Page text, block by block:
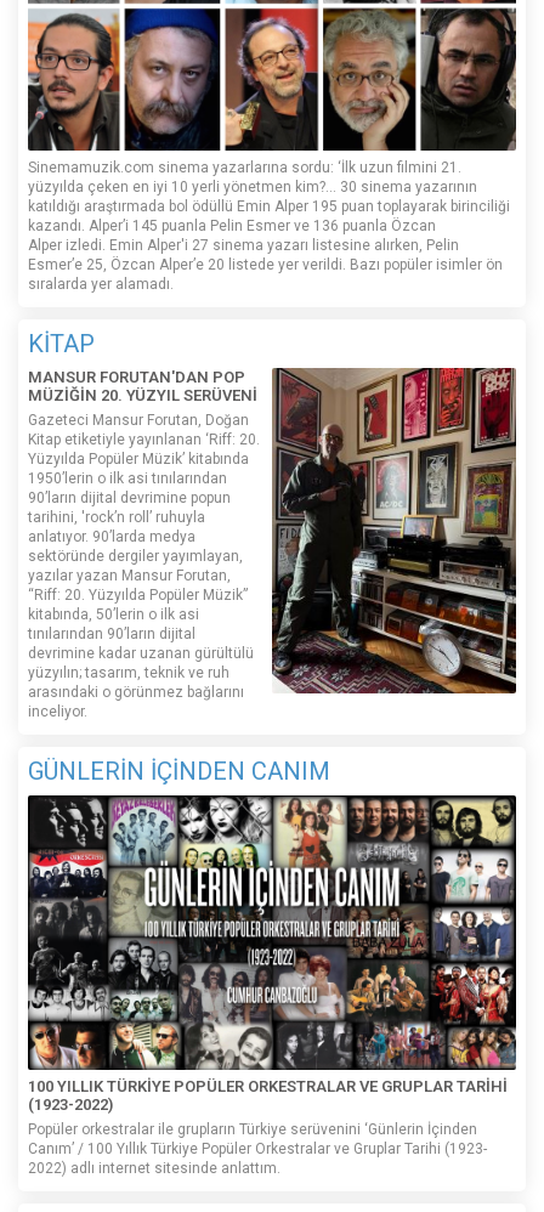
Sinemamuzik.com sinema yazarlarına sordu: ‘İlk uzun filmini 21.
yüzyılda çeken en iyi 10 yerli yönetmen kim?... 30 sinema yazarının
katıldığı araştırmada bol ödüllü Emin Alper 195 puan toplayarak birinciliği
kazandı. Alper’i 145 puanla Pelin Esmer ve 136 puanla Özcan
Alper izledi. Emin Alper'i 27 sinema yazarı listesine alırken, Pelin
Esmer’e 25, Özcan Alper’e 20 listede yer verildi. Bazı popüler isimler ön
sıralarda yer alamadı.
KİTAP
MANSUR FORUTAN'DAN POP
MÜZİĞİN 20. YÜZYIL SERÜVENİ
Gazeteci Mansur Forutan, Doğan
Kitap etiketiyle yayınlanan ‘Riff: 20.
Yüzyılda Popüler Müzik’ kitabında
1950’lerin o ilk asi tınılarından
90’ların dijital devrimine popun
tarihini, 'rock’n roll’ ruhuyla
anlatıyor. 90’larda medya
sektöründe dergiler yayımlayan,
yazılar yazan Mansur Forutan,
“Riff: 20. Yüzyılda Popüler Müzik”
kitabında, 50’lerin o ilk asi
tınılarından 90’ların dijital
devrimine kadar uzanan gürültülü
yüzyılın; tasarım, teknik ve ruh
arasındaki o görünmez bağlarını
inceliyor.
GÜNLERİN İÇİNDEN CANIM
100 YILLIK TÜRKİYE POPÜLER ORKESTRALAR VE GRUPLAR TARİHİ
(1923-2022)
Popüler orkestralar ile grupların Türkiye serüvenini ‘Günlerin İçinden
Canım’ / 100 Yıllık Türkiye Popüler Orkestralar ve Gruplar Tarihi (1923-
2022) adlı internet sitesinde anlattım.